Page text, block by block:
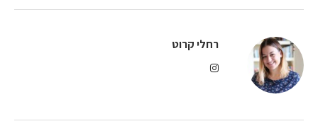
רחלי קרוט